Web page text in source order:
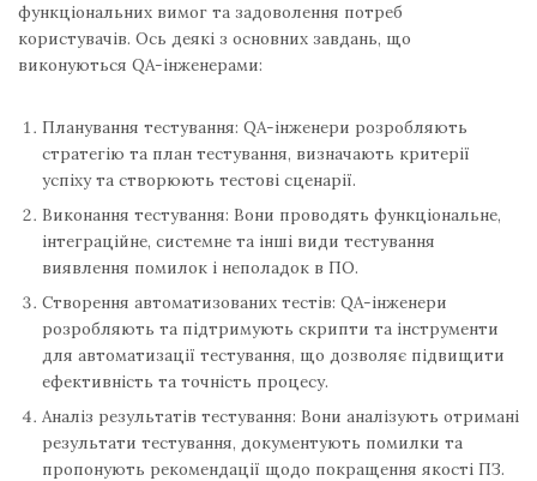
функціональних вимог та задоволення потреб
користувачів. Ось деякі з основних завдань, що
виконуються QA-інженерами:
Планування тестування: QA-інженери розробляють
стратегію та план тестування, визначають критерії
успіху та створюють тестові сценарії.
Виконання тестування: Вони проводять функціональне,
інтеграційне, системне та інші види тестування
виявлення помилок і неполадок в ПО.
Створення автоматизованих тестів: QA-інженери
розробляють та підтримують скрипти та інструменти
для автоматизації тестування, що дозволяє підвищити
ефективність та точність процесу.
Аналіз результатів тестування: Вони аналізують отримані
результати тестування, документують помилки та
пропонують рекомендації щодо покращення якості ПЗ.